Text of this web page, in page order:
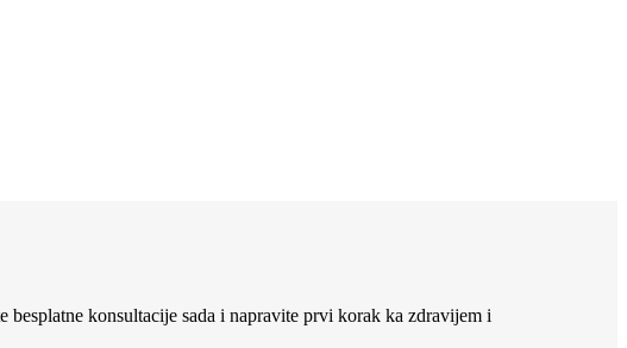
konsultacije sada i napravite prvi korak ka zdravijem i